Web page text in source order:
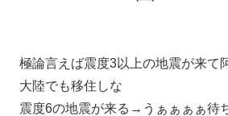
極論言えば震度3以上の地震が来て
大陸でも移住しな
震度6の地震が来る→うぁぁぁぁ待